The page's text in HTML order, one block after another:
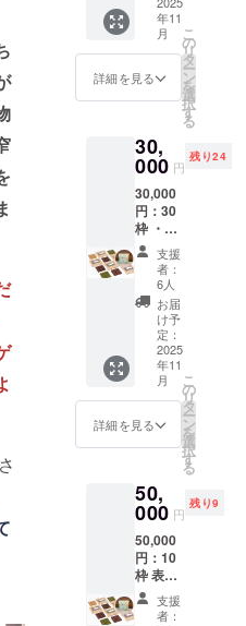
リウ
ム、カ
鉛、
銅、ク
ン、マ
ンガン
(全てシ
ナモ
ン、生
姜等の
植物由
レー
バーは
リター
ン発送
時にお
知らせ
いたし
ツ、チ
アシー
ド、ポ
シー
ド、抹
布 / ビタ
ミンA、
ビタミ
ンB1、
ビタミ
ンB2、
ビタミ
ンB6、
ビタミ
ン
B12、
ビタミ
ンC、ビ
タミン
D、ビタ
ミンE、
ナイア
シン、
酸、葉
酸、ビ
オチ
ン、ビ
タミン
K、モリ
ブデ
ン、リ
す】 カ
カオマ
ス (ガー
ナ製
造)、カ
糖、
アーモ
きなこ
(大豆を
含
む）、
ココ
ナッ
ツ、チ
アシー
ド、ポ
ピー
シー
ド、抹
塩、昆
布 / ビタ
ミンA、
ンB1、
ビタミ
ンB2、
ビタミ
ンB6、
ビタミ
ン
B12、
150g 賞
味期
限）1年
保管）
常温(高
25℃以
下の涼
所に保
管) 【原
材料 フ
レー
バーに
関わら
ず使用
してい
る原材
料を示
しま
す】 カ
カオマ
ス (ガー
ター、
甜菜
アーモ
ンド、
きなこ
(大豆を
(andew
タブ
レット5
枚入り)
・代表
るオン
ライン
講演会
の参加
権（開
発秘
話・今
後の展
望な
ど） 名
称）
チョコ
レート
内容
量）
50g×5
枚＝約
保管）
常温(高
を避
け、
25℃以
下の涼
しい場
年11
月
詳細を見る
こ
の
リ
タ
ー
ン
を
選
択
す
る
30,
000 円
残り24
30,000
円：30
枠 ・表
皮水疱
症患者
と創っ
た特別
パッ
ケージ
セット
(andew
タブ
レット5
枚入り)
・リア
加券(東
京で開
催予定)
（出来
立て
チョコ
の試食
会や講
支援
者：
6人
お届
け予
定：
2025
年11
月
詳細を見る
こ
の
リ
タ
ー
ン
を
選
択
す
る
50,
000 円
残り9
50,000
円：10
枠 表皮
水疱症
患者と
支援
者：